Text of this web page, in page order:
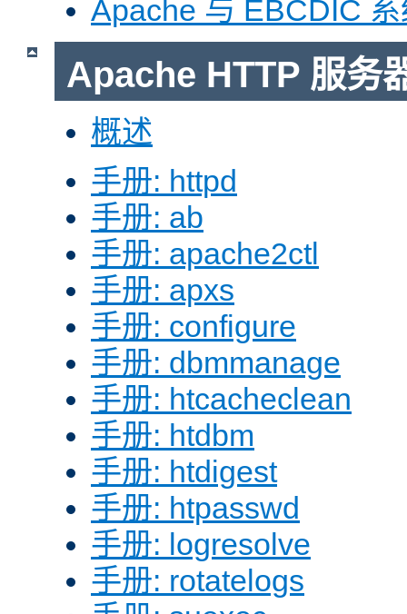
Apache 与 EBCDIC
Apache HTTP 服务
概述
手册: httpd
手册: ab
手册: apache2ctl
手册: apxs
手册: configure
手册: dbmmanage
手册: htcacheclean
手册: htdbm
手册: htdigest
手册: htpasswd
手册: logresolve
手册: rotatelogs